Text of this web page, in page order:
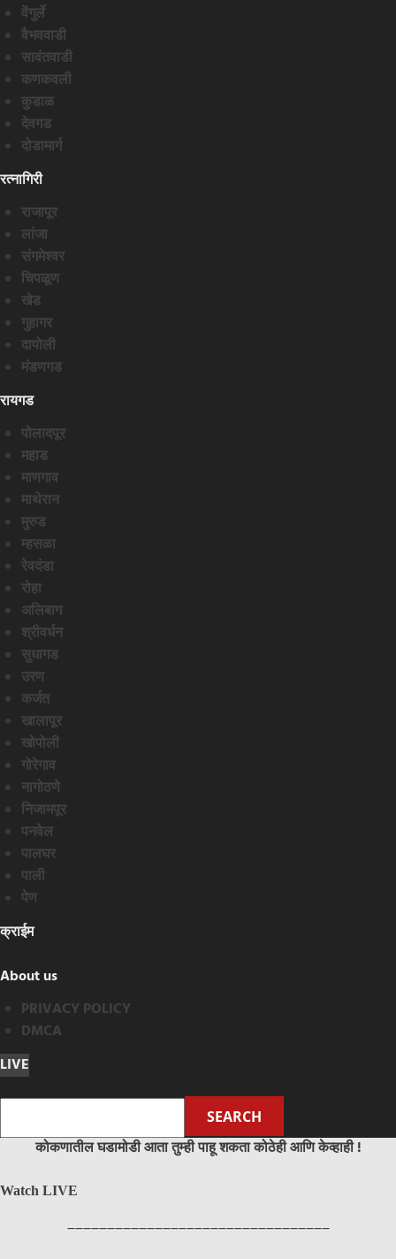
वेंगुर्ले
वैभववाडी
सावंतवाडी
कणकवली
कुडाळ
देवगड
दोडामार्ग
रत्नागिरी
राजापूर
लांजा
संगमेश्वर
चिपळूण
खेड
गुहागर
दापोली
मंडणगड
रायगड
पोलादपूर
महाड
माणगाव
माथेरान
मुरुड
म्हसळा
रेवदंडा
रोहा
अलिबाग
श्रीवर्धन
सुधागड
उरण
कर्जत
खालापूर
खोपोली
गोरेगाव
नागोठणे
निजामपूर
पनवेल
पालघर
पाली
पेण
क्राईम
About us
PRIVACY POLICY
DMCA
LIVE
कोकणातील घडामोडी आता तुम्ही पाहू शकता कोठेही आणि केव्हाही !
Watch LIVE
_________________________________